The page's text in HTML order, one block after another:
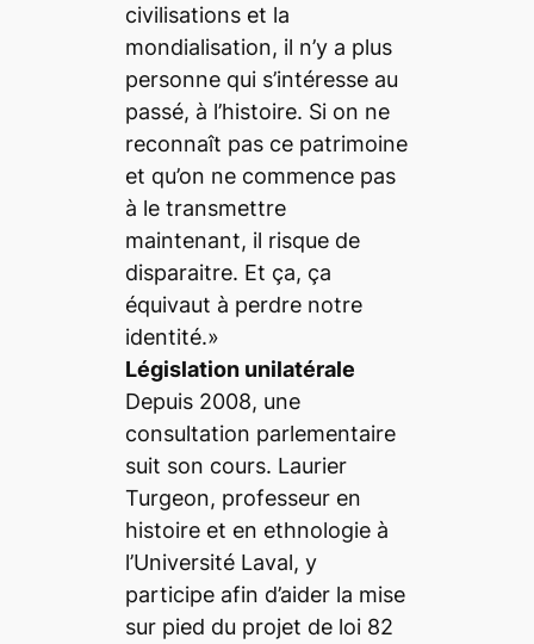
civilisations et la
mondialisation, il n’y a plus
personne qui s’intéresse au
passé, à l’histoire. Si on ne
reconnaît pas ce patrimoine
et qu’on ne commence pas
à le transmettre
maintenant, il risque de
disparaitre. Et ça, ça
équivaut à perdre notre
identité.»
Législation unilatérale
Depuis 2008, une
consultation parlementaire
suit son cours. Laurier
Turgeon, professeur en
histoire et en ethnologie à
l’Université Laval, y
participe afin d’aider la mise
sur pied du projet de loi 82